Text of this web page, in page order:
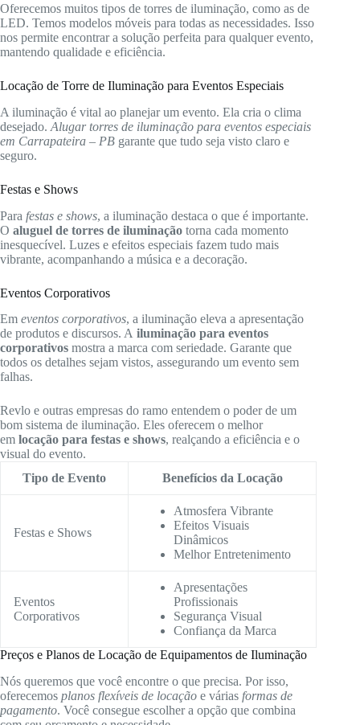
Oferecemos muitos tipos de torres de iluminação, como as de
LED. Temos modelos móveis para todas as necessidades. Isso
nos permite encontrar a solução perfeita para qualquer evento,
mantendo qualidade e eficiência.
Locação de Torre de Iluminação para Eventos Especiais
A iluminação é vital ao planejar um evento. Ela cria o clima
desejado. Alugar torres de iluminação para eventos especiais
em Carrapateira – PB garante que tudo seja visto claro e
seguro.
Festas e Shows
Para festas e shows, a iluminação destaca o que é importante.
O aluguel de torres de iluminação torna cada momento
inesquecível. Luzes e efeitos especiais fazem tudo mais
vibrante, acompanhando a música e a decoração.
Eventos Corporativos
Em eventos corporativos, a iluminação eleva a apresentação
de produtos e discursos. A iluminação para eventos
corporativos mostra a marca com seriedade. Garante que
todos os detalhes sejam vistos, assegurando um evento sem
falhas.
Revlo e outras empresas do ramo entendem o poder de um
bom sistema de iluminação. Eles oferecem o melhor
em locação para festas e shows, realçando a eficiência e o
visual do evento.
Tipo de Evento
Benefícios da Locação
Festas e Shows
Atmosfera Vibrante
Efeitos Visuais
Dinâmicos
Melhor Entretenimento
Eventos
Corporativos
Apresentações
Profissionais
Segurança Visual
Confiança da Marca
Preços e Planos de Locação de Equipamentos de Iluminação
Nós queremos que você encontre o que precisa. Por isso,
oferecemos planos flexíveis de locação e várias formas de
pagamento. Você consegue escolher a opção que combina